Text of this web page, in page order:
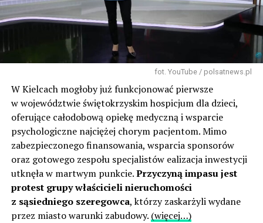
fot. YouTube / polsatnews.pl
W Kielcach mogłoby już funkcjonować pierwsze
w województwie świętokrzyskim hospicjum dla dzieci,
oferujące całodobową opiekę medyczną i wsparcie
psychologiczne najciężej chorym pacjentom. Mimo
zabezpieczonego finansowania, wsparcia sponsorów
oraz gotowego zespołu specjalistów ealizacja inwestycji
utknęła w martwym punkcie.Przyczyną impasu jest
protest grupy właścicieli nieruchomości
z sąsiedniego szeregowca, którzy zaskarżyli wydane
przez miasto warunki zabudowy. (więcej…)